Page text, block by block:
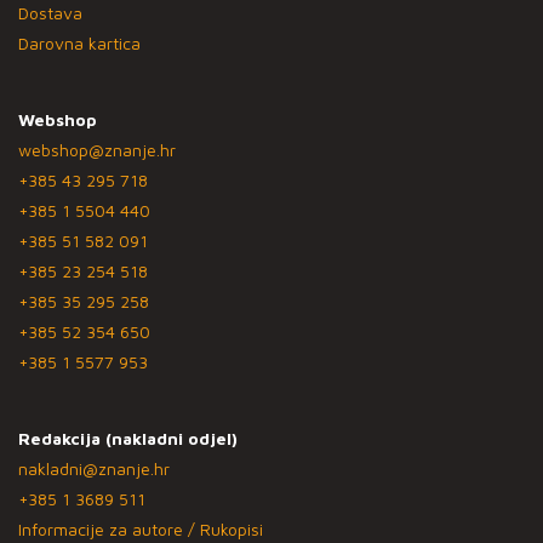
Dostava
Darovna kartica
Webshop
webshop@znanje.hr
+385 43 295 718
+385 1 5504 440
+385 51 582 091
+385 23 254 518
+385 35 295 258
+385 52 354 650
+385 1 5577 953
Redakcija (nakladni odjel)
nakladni@znanje.hr
+385 1 3689 511
Informacije za autore / Rukopisi